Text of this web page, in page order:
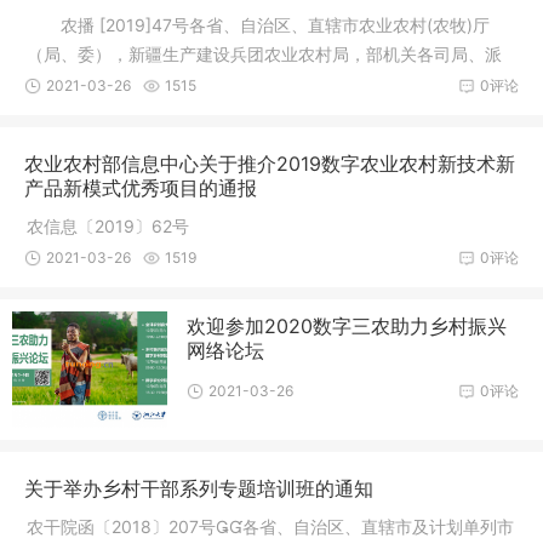
农播 [2019]47号各省、自治区、直辖市农业农村(农牧)厅
（局、委），新疆生产建设兵团农业农村局，部机关各司局、派
出机构、
0评论
2021-03-26 1515
农业农村部信息中心关于推介2019数字农业农村新技术新
产品新模式优秀项目的通报
农信息〔2019〕62号
0评论
2021-03-26 1519
欢迎参加2020数字三农助力乡村振兴
网络论坛
0评论
2021-03-26
关于举办乡村干部系列专题培训班的通知
农干院函〔2018〕207号各省、自治区、直辖市及计划单列市